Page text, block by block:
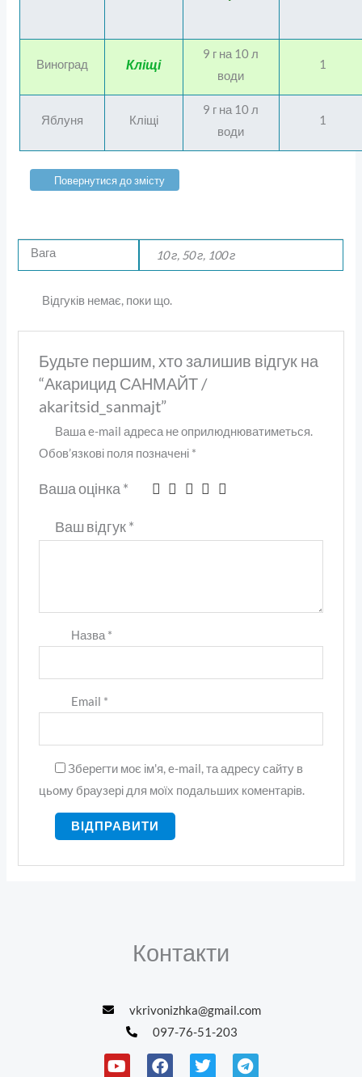
Виноград Кліщі
9 г на 10 л
води
1
Яблуня Кліщі
9 г на 10 л
води
1
Повернутися до змісту
Вага 10 г, 50 г, 100 г
Відгуків немає, поки що.
Будьте першим, хто залишив відгук на
“Акарицид САНМАЙТ /
akaritsid_sanmajt”
Ваша e-mail адреса не оприлюднюватиметься.
Обов’язкові поля позначені *
Ваша оцінка *
Ваш відгук*
Назва *
Email *
Зберегти моє ім'я, e-mail, та адресу сайту в
цьому браузері для моїх подальших коментарів.
Контакти
vkrivonizhka@gmail.com
097-76-51-203
Y
o
F
a
T
w
T
e